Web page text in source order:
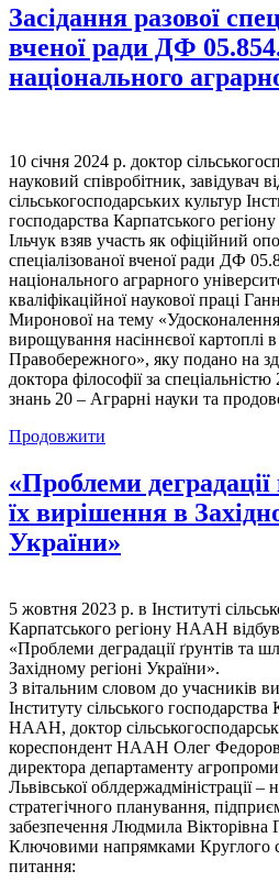
Засідання разової
вченої ради ДФ
національного
10 січня 2024 р. доктор
науковий співробітник, завідувач
сільськогосподарських культур
господарства Карпатського
Ільчук взяв участь як офіційний
спеціалізованої вченої ради ДФ
національного аграрного
кваліфікаційної наукової праці
Миронової на тему
вирощування насіннєвої картоплі
Правобережного», яку подано на
доктора філософії за
знань 20 – Аграрні науки та
Продовжити
«Проблеми
їх вирішення в
України»
5 жовтня 2023 р. в Інституті
Карпатського регіону НААН
«Проблеми деградації ґрунтів та
Західному регіоні України».
З вітальним словом до учасників
Інституту сільського господарства
НААН, доктор
кореспондент НААН Олег
директора департаменту
Львівської облдержадміністрації –
стратегічного планування,
забезпечення Людмила Вікторівна
Ключовими напрямками Круглого
питання: